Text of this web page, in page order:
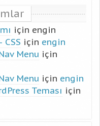
için engin
CSS için engin
Menu için
Menu için engin
Teması için